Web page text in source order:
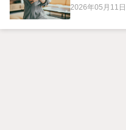
2026年05月11日